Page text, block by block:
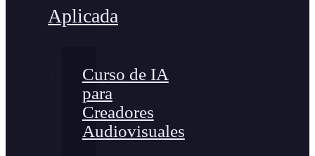
Aplicada
Curso de IA
para
Creadores
Audiovisuales